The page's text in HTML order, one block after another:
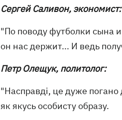
Сергей Саливон, экономист:
"По поводу футболки сына
он нас держит... И ведь
Петр Олещук, политолог:
"Насправді, це дуже
як якусь особисту образу.